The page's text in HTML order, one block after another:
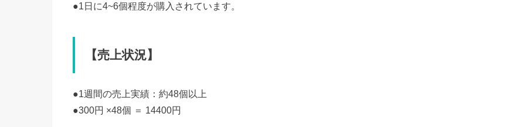
●1日に4~6個程度が購入されています。
【売上状況】
●1週間の売上実績：約48個以上
●300円 ×48個 ＝ 14400円